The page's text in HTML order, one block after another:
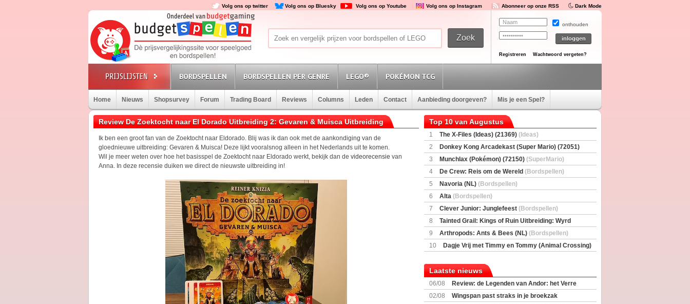
Volg ons op twitter Volg ons op Bluesky Volg ons op Youtube Volg ons op Instagram Abonneer op onze RSS Dark Mode
onthouden
Registreren Wachtwoord vergeten?
BORDSPELLEN BORDSPELLEN PER GENRE LEGO® POKÉMON TCG
Home Nieuws Shopsurvey Forum Trading Board Reviews Columns Leden Contact Aanbieding doorgeven? Mis je een Spel?
Review De Zoektocht naar El Dorado Uitbreiding 2: Gevaren & Muisca Uitbreiding
Ik ben een groot fan van de Zoektocht naar Eldorado. Blij was ik dan ook met de aankondiging van de
gloednieuwe uitbreiding: Gevaren & Muisca! Deze lijkt vooralsnog alleen in het Nederlands uit te komen.
Wil je meer weten over hoe het basisspel de Zoektocht naar Eldorado werkt, bekijk dan de videorecensie van
Anna. In deze recensie duiken we direct de nieuwste uitbreiding in!
Top 10 van Augustus
1 The X-Files (Ideas) (21369) (Ideas)
2
Donkey Kong Arcadekast (Super Mario) (72051)
(SuperMario)
3 Munchlax (Pokémon) (72150) (SuperMario)
4
De Crew: Reis om de Wereld (Bordspellen)
5
Navoria (NL) (Bordspellen)
6
Alta (Bordspellen)
7
Clever Junior: Junglefeest (Bordspellen)
8
Tainted Grail: Kings of Ruin Uitbreiding: Wyrd
Encounters(Bordspellen)
9 Arthropods: Ants & Bees (NL) (Bordspellen)
10
Dagje Vrij met Timmy en Tommy (Animal Crossing)
Laatste nieuws
06/08
Review: de Legenden van Andor: het Verre
Land
02/08
Wingspan past straks in je broekzak